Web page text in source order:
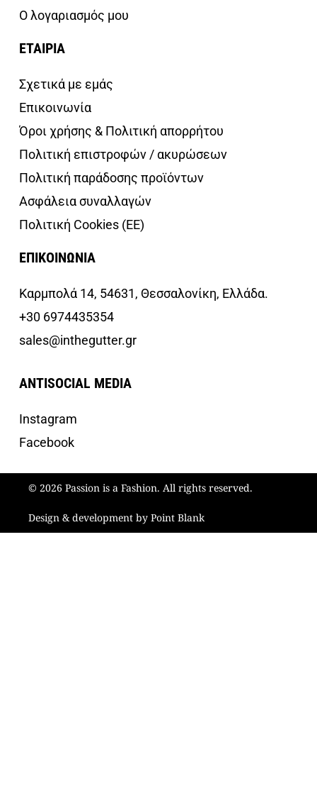
Ο λογαριασμός μου
ΕΤΑΙΡΙΑ
Σχετικά με εμάς
Επικοινωνία
Όροι χρήσης & Πολιτική απορρήτου
Πολιτική επιστροφών / ακυρώσεων
Πολιτική παράδοσης προϊόντων
Ασφάλεια συναλλαγών
Πολιτική Cookies (ΕΕ)
ΕΠΙΚΟΙΝΩΝΙΑ
Καρμπολά 14, 54631, Θεσσαλονίκη, Ελλάδα.
+30 6974435354
sales@inthegutter.gr
ANTISOCIAL MEDIA
Instagram
Facebook
© 2026 Passion is a Fashion. All rights reserved.
Design & development by Point Blank